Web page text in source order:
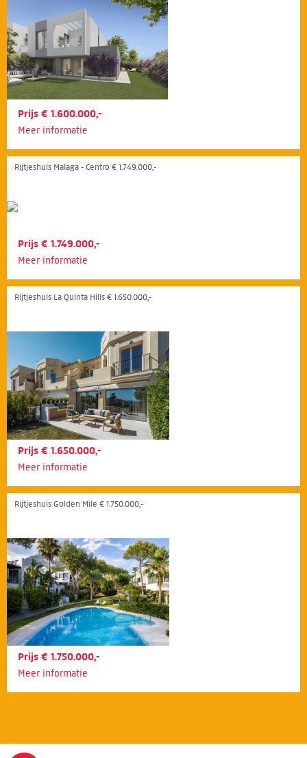
Prijs € 1.600.000,-
Meer informatie
Rijtjeshuis Malaga - Centro € 1.749.000,-
Prijs € 1.749.000,-
Meer informatie
Rijtjeshuis La Quinta Hills € 1.650.000,-
Prijs € 1.650.000,-
Meer informatie
Rijtjeshuis Golden Mile € 1.750.000,-
Prijs € 1.750.000,-
Meer informatie